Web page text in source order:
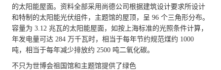
的太阳能屋面。资料全部采用尚德公司根据建筑设计要求所设计
和特制的太阳能光伏组件，主题馆的屋顶，呈 96 个三角形分布。
容量为 3.12 兆瓦的太阳能屋面，如按上海标准的光照条件计算，
年发电量可达 284 万千瓦时，相当于每年节约规范煤约 1000
吨，相当于每年减少排放约 2500 吨二氧化碳。
不只为世博会祖国馆和主题馆提供了绿色